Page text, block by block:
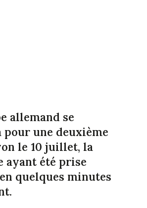
allemand se
une deuxième
le 10 juillet, la
ayant été prise
quelques minutes